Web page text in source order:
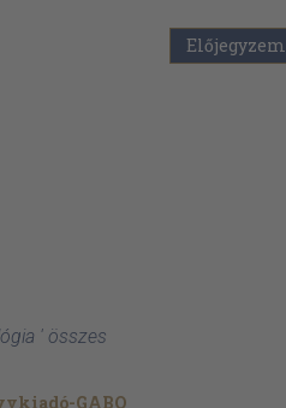
' összes
GABO
Előjegyzem